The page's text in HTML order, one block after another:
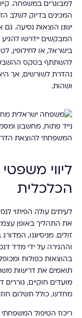
למבוגרים במשפחה.
המכינים בדיוק לשלב
ישנן הוצאות נסיעה. גם
המבקשים יידרשו
בישראל, או לחילופין,
להשתתף בטקס
נהדרת לשורשים, אך
ושהות.
ליווי
הכלכלית
לעיתים עולה הפיתוי
את התהליך באופן
זולים. מניסיוננו,
וההגירה על ידי מדד
בהוצאות כפולות
תואמים את דרישות
מועדים חוקיים,
מחדש, כולל תשלום
ריכוז הטיפול